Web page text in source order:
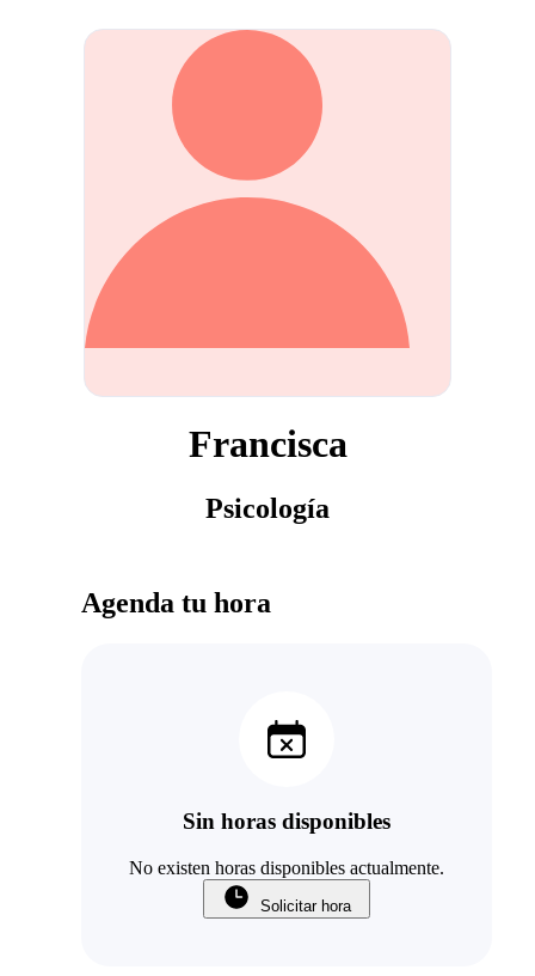
Francisca
Psicología
Agenda tu hora
Sin horas disponibles
No existen horas disponibles actualmente.
Solicitar hora